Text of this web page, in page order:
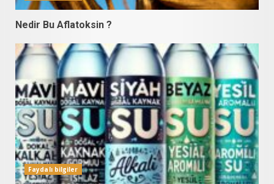
Nedir Bu Aflatoksin ?
Faydalı bilgiler